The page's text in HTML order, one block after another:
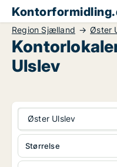
Region Sjælland Øster
Ulslev
Øster Ulslev
Størrelse